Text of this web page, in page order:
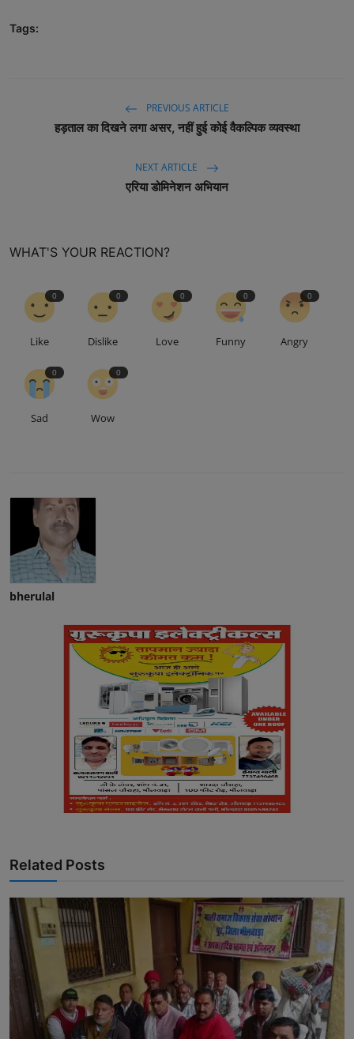
Tags:
PREVIOUS ARTICLE
हड़ताल का दिखने लगा असर, नहीं हुई कोई वैकल्पिक व्यवस्था
NEXT ARTICLE
एरिया डोमिनेशन अभियान
WHAT'S YOUR REACTION?
0
Like
0
Dislike
0
Love
0
Funny
0
Angry
0
Sad
0
Wow
bherulal
Related Posts